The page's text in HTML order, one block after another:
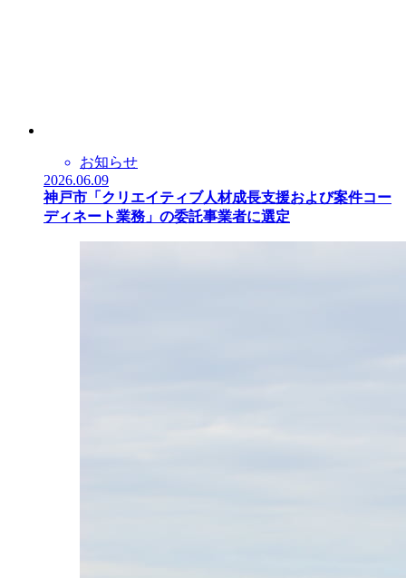
お知らせ
2026.06.09
神戸市「クリエイティブ人材成長支援および案件コー
ディネート業務」の委託事業者に選定